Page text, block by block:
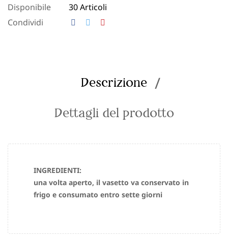
Disponibile
30 Articoli
Condividi
Descrizione
Dettagli del prodotto
INGREDIENTI:
una volta aperto, il vasetto va conservato in
frigo e consumato entro sette giorni